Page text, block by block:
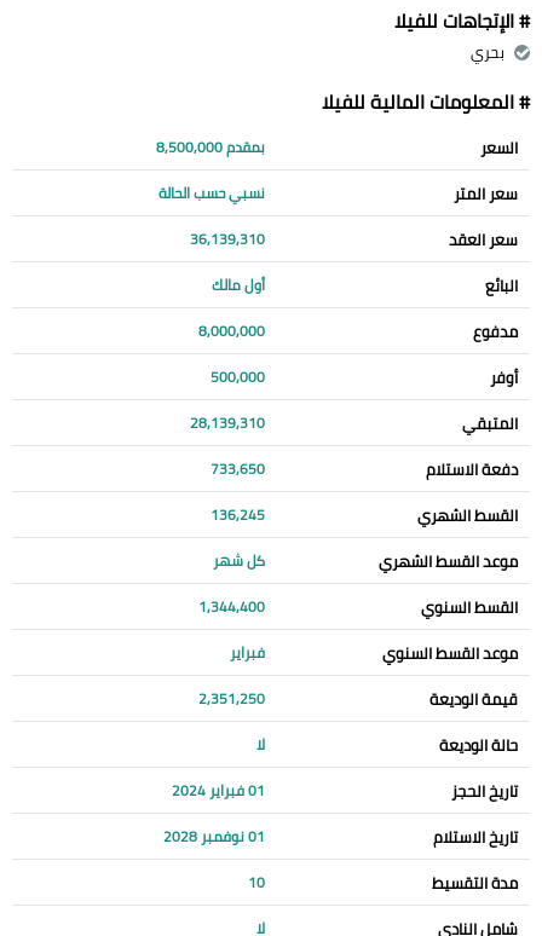
# الإتجاهات للفيلا
بحري
# المعلومات المالية للفيلا
السعر بمقدم 8,500,000
سعر المتر نسبي حسب الحالة
سعر العقد 36,139,310
البائع أول مالك
مدفوع 8,000,000
أوفر 500,000
المتبقي 28,139,310
دفعة الاستلام 733,650
القسط الشهري 136,245
موعد القسط الشهري كل شهر
القسط السنوي 1,344,400
موعد القسط السنوي فبراير
قيمة الوديعة 2,351,250
حالة الوديعة لا
تاريخ الحجز 01 فبراير 2024
تاريخ الاستلام 01 نوفمبر 2028
مدة التقسيط 10
شامل النادي لا